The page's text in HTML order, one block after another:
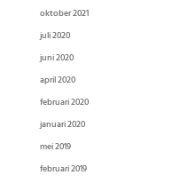
oktober 2021
juli 2020
juni 2020
april 2020
februari 2020
januari 2020
mei 2019
februari 2019